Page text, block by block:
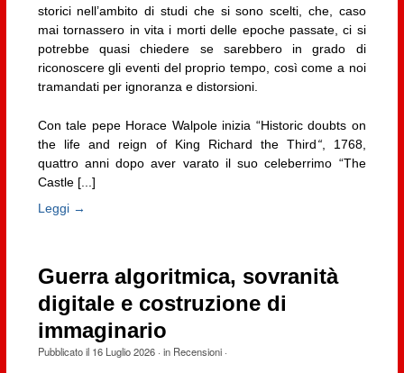
storici nell’ambito di studi che si sono scelti, che, caso
mai tornassero in vita i morti delle epoche passate, ci si
potrebbe quasi chiedere se sarebbero in grado di
riconoscere gli eventi del proprio tempo, così come a noi
tramandati per ignoranza e distorsioni.
Con tale pepe Horace Walpole inizia “Historic doubts on
the life and reign of King Richard the Third“, 1768,
quattro anni dopo aver varato il suo celeberrimo “The
Castle [...]
Leggi →
Guerra algoritmica, sovranità
digitale e costruzione di
immaginario
Pubblicato il 16 Luglio 2026· in Recensioni·